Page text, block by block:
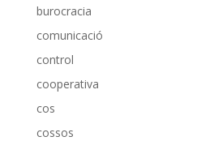
burocracia
comunicació
control
cooperativa
cos
cossos